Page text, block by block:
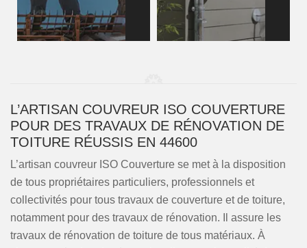
L’ARTISAN COUVREUR ISO COUVERTURE
POUR DES TRAVAUX DE RÉNOVATION DE
TOITURE RÉUSSIS EN 44600
L’artisan couvreur ISO Couverture se met à la disposition
de tous propriétaires particuliers, professionnels et
collectivités pour tous travaux de couverture et de toiture,
notamment pour des travaux de rénovation. Il assure les
travaux de rénovation de toiture de tous matériaux. À